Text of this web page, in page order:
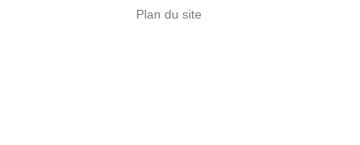
Plan du site